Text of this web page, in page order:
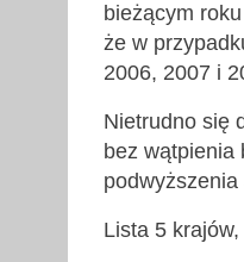
bieżącym
że w
2006, 2007 i
Nietrudno się
bez wątpienia
Lista 5